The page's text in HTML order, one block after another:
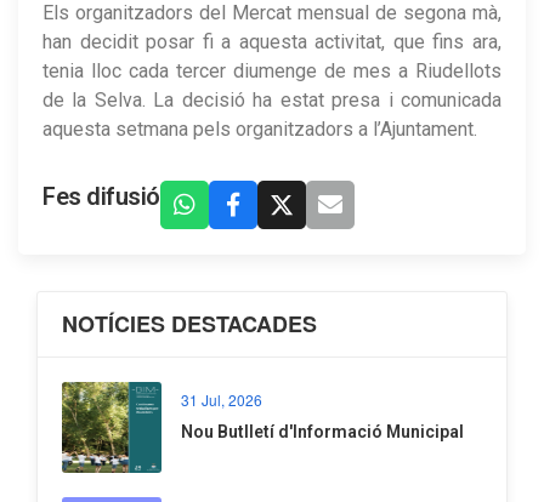
Els organitzadors del Mercat mensual de segona mà,
han decidit posar fi a aquesta activitat, que fins ara,
tenia lloc cada tercer diumenge de mes a Riudellots
de la Selva. La decisió ha estat presa i comunicada
aquesta setmana pels organitzadors a l’Ajuntament.
Fes difusió
NOTÍCIES DESTACADES
31 Jul, 2026
Nou Butlletí d'Informació Municipal